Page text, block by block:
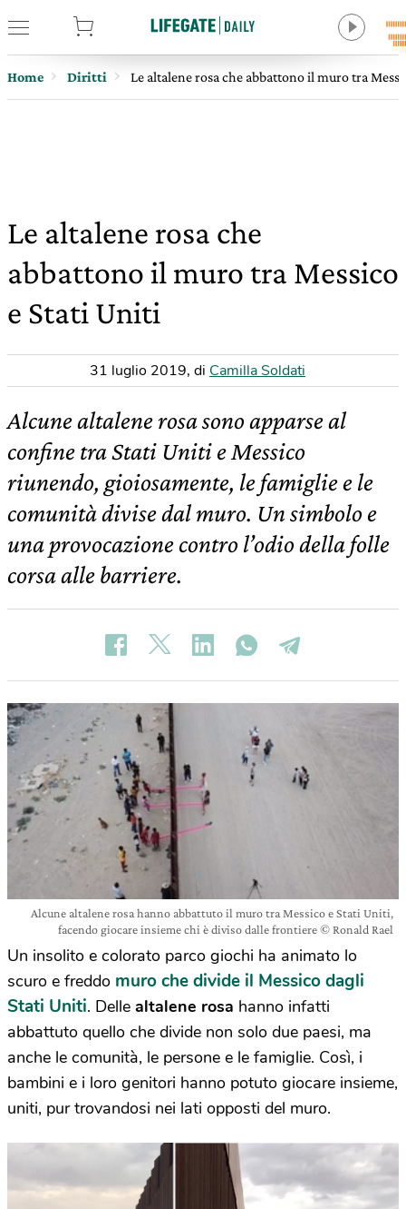
Home Diritti Le altalene rosa che abbattono il muro tra
Le altalene rosa che
abbattono il muro tra Messico
e Stati Uniti
31 luglio 2019, di Camilla Soldati
Alcune altalene rosa sono apparse al
confine tra Stati Uniti e Messico
riunendo, gioiosamente, le famiglie e le
comunità divise dal muro. Un simbolo e
una provocazione contro l’odio della folle
corsa alle barriere.
Alcune altalene rosa hanno abbattuto il muro tra Messico e Stati Uniti,
facendo giocare insieme chi è diviso dalle frontiere © Ronald Rael
Un insolito e colorato parco giochi ha animato lo
scuro e freddo muro che divide il Messico dagli
Stati Uniti. Delle altalene rosa hanno infatti
abbattuto quello che divide non solo due paesi, ma
anche le comunità, le persone e le famiglie. Così, i
bambini e i loro genitori hanno potuto giocare insieme,
uniti, pur trovandosi nei lati opposti del muro.